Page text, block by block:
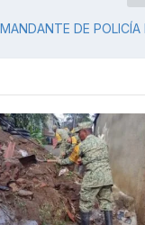
DE POLICÍA